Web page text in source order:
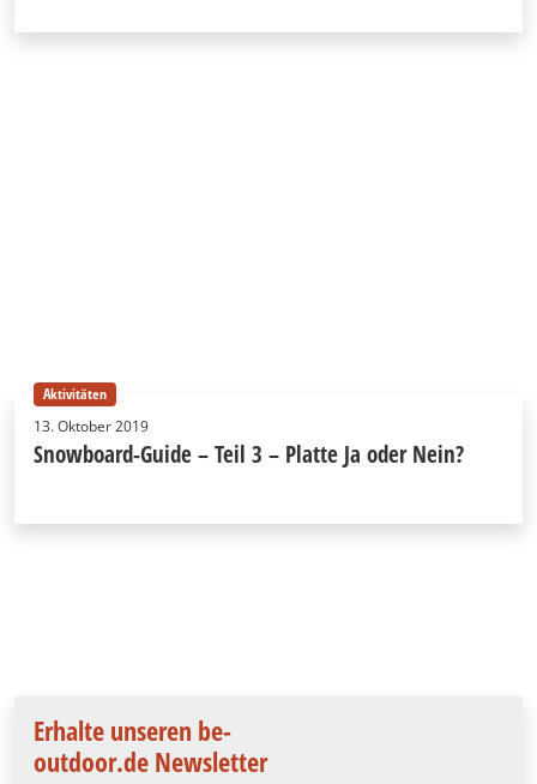
Aktivitäten
13. Oktober 2019
Snowboard-Guide – Teil 3 – Platte Ja oder Nein?
Erhalte unseren be-
outdoor.de Newsletter